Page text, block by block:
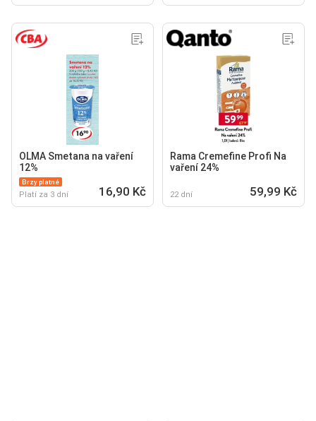
OLMA Smetana na vaření
12%
Brzy platné
Platí za 3 dní 16,90 Kč
Rama Cremefine Profi Na
vaření 24%
22 dní 59,99 Kč